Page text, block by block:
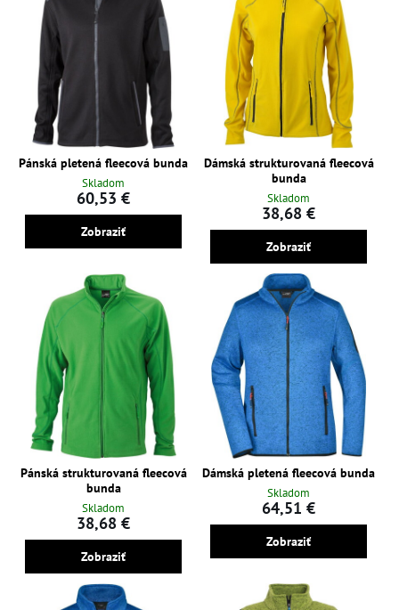
Pánská pletená fleecová bunda
Skladom
60,53 €
Zobraziť
Dámská strukturovaná fleecová
bunda
Skladom
38,68 €
Zobraziť
Pánská strukturovaná fleecová
bunda
Skladom
38,68 €
Zobraziť
Dámská pletená fleecová bunda
Skladom
64,51 €
Zobraziť